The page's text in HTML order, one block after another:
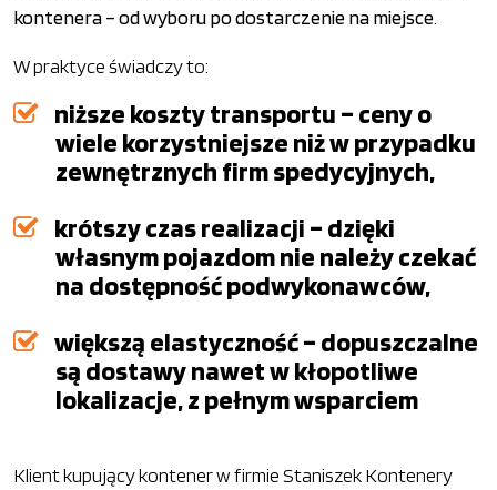
kontenera – od wyboru po dostarczenie na miejsce.
W praktyce świadczy to:
niższe koszty transportu – ceny o
wiele korzystniejsze niż w przypadku
zewnętrznych firm spedycyjnych,
krótszy czas realizacji – dzięki
własnym pojazdom nie należy czekać
na dostępność podwykonawców,
większą elastyczność – dopuszczalne
są dostawy nawet w kłopotliwe
lokalizacje, z pełnym wsparciem
Klient kupujący kontener w firmie Staniszek Kontenery